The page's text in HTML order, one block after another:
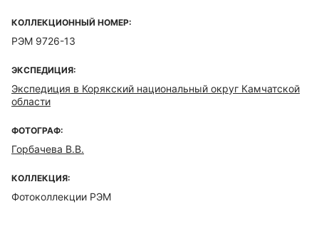
КОЛЛЕКЦИОННЫЙ НОМЕР:
РЭМ 9726-13
ЭКСПЕДИЦИЯ:
Экспедиция в Корякский национальный округ Камчатской
области
ФОТОГРАФ:
Горбачева В.В.
КОЛЛЕКЦИЯ:
Фотоколлекции РЭМ